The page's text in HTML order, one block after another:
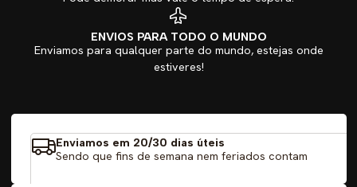
ENVIOS PARA TODO O MUNDO
Enviamos para qualquer parte do mundo, estejas onde
estiveres!
Enviamos em 20/30 dias úteis
Sendo que fins de semana nem feriados contam